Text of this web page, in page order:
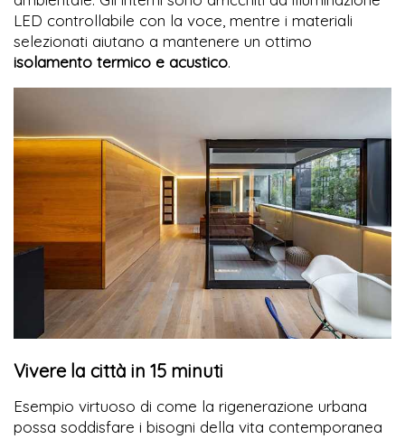
LED controllabile con la voce, mentre i materiali
selezionati aiutano a mantenere un ottimo
isolamento termico e acustico.
Vivere la città in 15 minuti
Esempio virtuoso di come la rigenerazione urbana
possa soddisfare i bisogni della vita contemporanea